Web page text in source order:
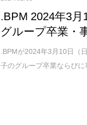
.BPM 2024年3
グループ卒業・
.BPMが2024年3月10日（
子のグループ卒業ならびに